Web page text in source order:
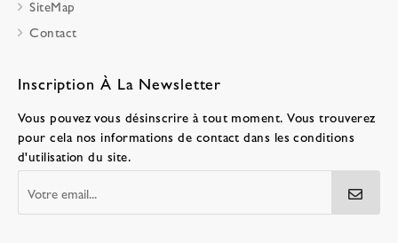
SiteMap
Contact
Inscription À La Newsletter
Vous pouvez vous désinscrire à tout moment. Vous trouverez
pour cela nos informations de contact dans les conditions
d'utilisation du site.